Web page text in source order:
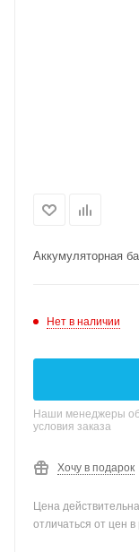
Аккумуляторная
Нет в наличии
Наши менеджеры
условия заказа
Хочу в подарок
Цена
отличаться от цен